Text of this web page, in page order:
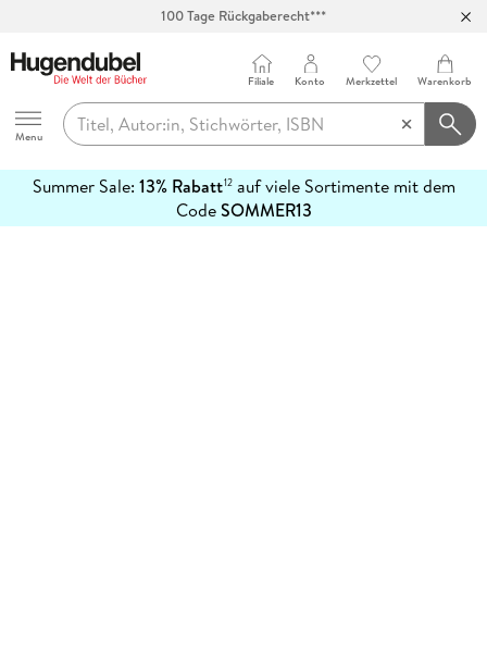
100 Tage Rückgaberecht***
Hugendubel
Menu
Filiale Konto Merkzettel Warenkorb
Summer Sale: 13% Rabatt12auf viele Sortimente mit dem
CodeSOMMER13
erfahren